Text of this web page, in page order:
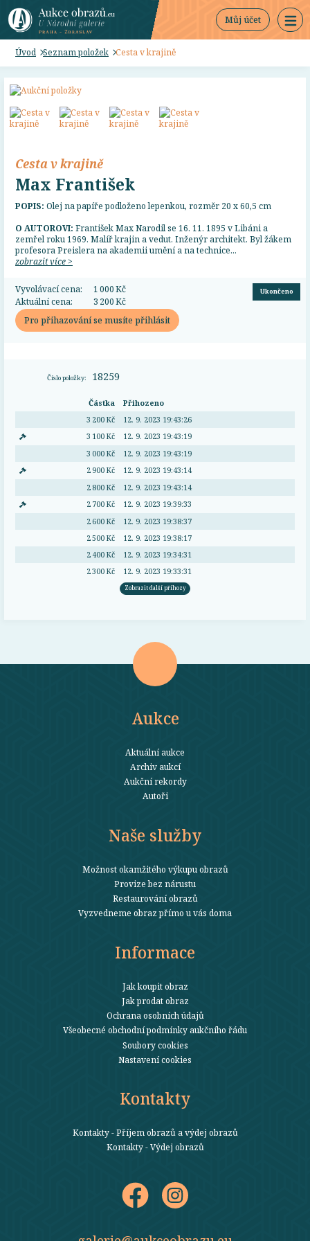
Můj účet
Úvod Seznam položek Cesta v krajině
Cesta v krajině
Max František
POPIS: Olej na papíře podloženo lepenkou, rozměr 20 x 60,5 cm
O AUTOROVI: František Max Narodil se 16. 11. 1895 v Libáni a
zemřel roku 1969. Malíř krajin a vedut. Inženýr architekt. Byl žákem
profesora Preislera na akademii umění a na technice...
zobrazit více >
Vyvolávací cena:
1 000 Kč
Aktuální cena:
3 200 Kč
Ukončeno
Pro přihazování se musíte přihlásit
Číslo položky: 18259
Částka
Přihozeno
3 200 Kč
12. 9. 2023 19:43:26
3 100 Kč
12. 9. 2023 19:43:19
3 000 Kč
12. 9. 2023 19:43:19
2 900 Kč
12. 9. 2023 19:43:14
2 800 Kč
12. 9. 2023 19:43:14
2 700 Kč
12. 9. 2023 19:39:33
2 600 Kč
12. 9. 2023 19:38:37
2 500 Kč
12. 9. 2023 19:38:17
2 400 Kč
12. 9. 2023 19:34:31
2 300 Kč
12. 9. 2023 19:33:31
Zobrazit další příhozy
Aukce
Aktuální aukce
Archiv aukcí
Aukční rekordy
Autoři
Naše služby
Možnost okamžitého výkupu obrazů
Provize bez nárustu
Restaurování obrazů
Vyzvedneme obraz přímo u vás doma
Informace
Jak koupit obraz
Jak prodat obraz
Ochrana osobních údajů
Všeobecné obchodní podmínky aukčního řádu
Soubory cookies
Nastavení cookies
Kontakty
Kontakty - Příjem obrazů a výdej obrazů
Kontakty - Výdej obrazů